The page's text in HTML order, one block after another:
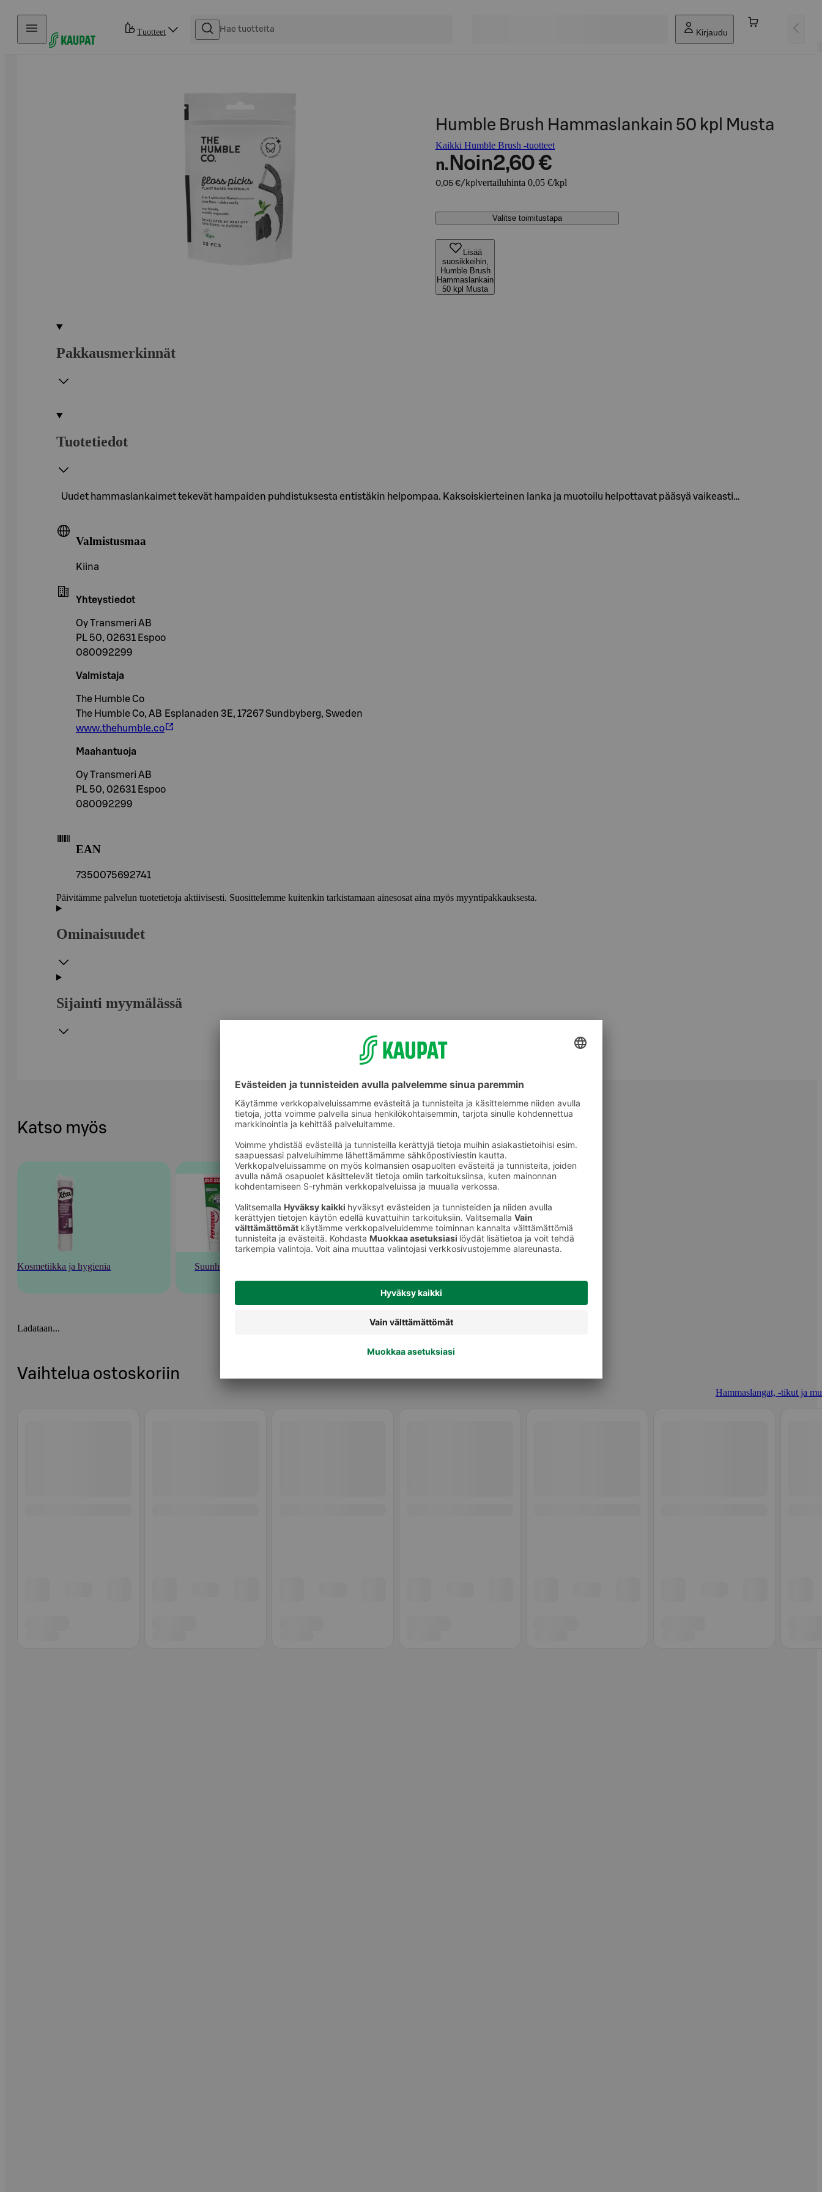
Hyppää sisältöön
Tuotteet Kirjaudu
Humble Brush Hammaslankain 50 kpl Musta
Kaikki Humble Brush -tuotteet
n. Noin2,60 €
0,05 €/kpl vertailuhinta 0,05 €/kpl
Valitse toimitustapa
Lisää
suosikkeihin,
Humble Brush
Hammaslankain
50 kpl Musta
Pakkausmerkinnät
Tuotetiedot
Uudet hammaslankaimet tekevät hampaiden puhdistuksesta entistäkin helpompaa. Kaksoiskierteinen lanka ja muotoilu helpottavat pääsyä vaikeasti…
Valmistusmaa
Kiina
Yhteystiedot
Oy Transmeri AB
PL 50, 02631 Espoo
080092299
Valmistaja
The Humble Co
The Humble Co, AB Esplanaden 3E, 17267 Sundbyberg, Sweden
www.thehumble.co
Maahantuoja
Oy Transmeri AB
PL 50, 02631 Espoo
080092299
EAN
7350075692741
Päivitämme palvelun tuotetietoja aktiivisesti. Suosittelemme kuitenkin tarkistamaan ainesosat aina myös myyntipakkauksesta.
Ominaisuudet
Sijainti myymälässä
Katso myös
Kosmetiikka ja hygienia Suunhoito
Ladataan...
Vaihtelua ostoskoriin
Hammaslangat, -tikut ja